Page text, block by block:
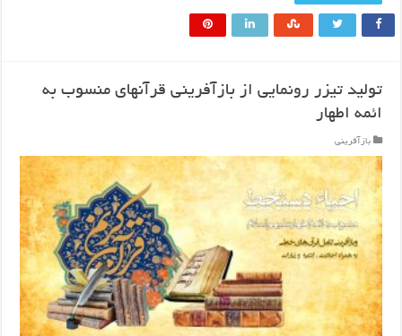
تولید تیزر رونمایی از بازآفرینی قرآنهای منسوب به
ائمه اطهار
بازآفرینی